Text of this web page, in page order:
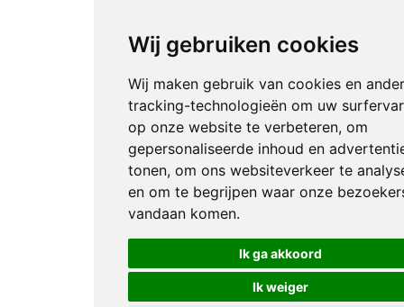
Wij gebruiken cookies
Wij maken gebruik van cookies en
tracking-technologieën om uw
op onze website te verbeteren, om
gepersonaliseerde inhoud en
tonen, om ons websiteverkeer te
en om te begrijpen waar onze
vandaan komen.
Ik ga akkoord
Ik weiger